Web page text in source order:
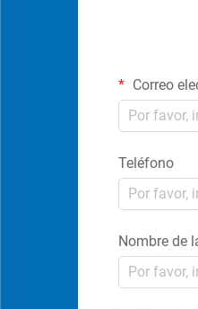
Correo
Teléfono
Nombre de